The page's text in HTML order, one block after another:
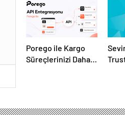
Porego ile Kargo
Süreçlerinizi Daha